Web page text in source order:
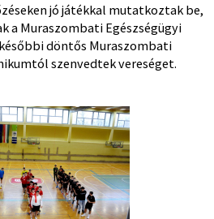
jó játékkal mutatkoztak be,
a Muraszombati Egészségügyi
döntős Muraszombati
szenvedtek vereséget.